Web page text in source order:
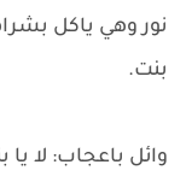
نور وهي ياكل
بنت.
وائل باعجاب: لا يا